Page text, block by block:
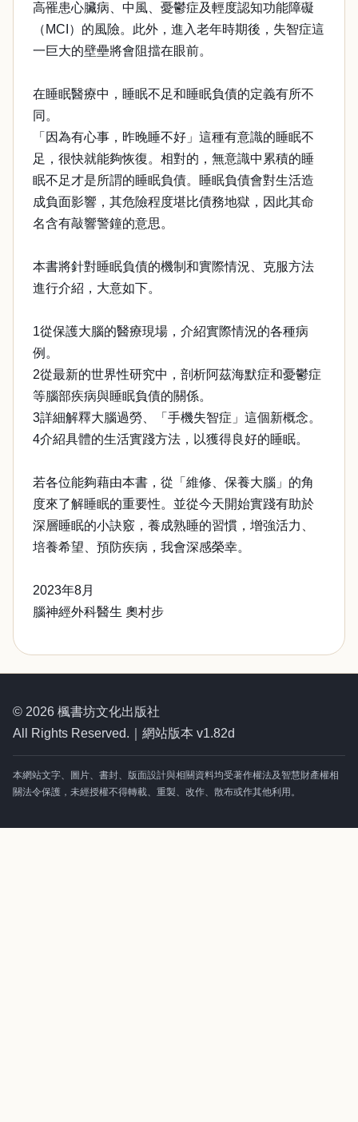
高罹患心臟病、中風、憂鬱症及輕度認知功能障礙
（MCI）的風險。此外，進入老年時期後，失智症這
一巨大的壁壘將會阻擋在眼前。
在睡眠醫療中，睡眠不足和睡眠負債的定義有所不
同。
「因為有心事，昨晚睡不好」這種有意識的睡眠不
足，很快就能夠恢復。相對的，無意識中累積的睡
眠不足才是所謂的睡眠負債。睡眠負債會對生活造
成負面影響，其危險程度堪比債務地獄，因此其命
名含有敲響警鐘的意思。
本書將針對睡眠負債的機制和實際情況、克服方法
進行介紹，大意如下。
1從保護大腦的醫療現場，介紹實際情況的各種病
例。
2從最新的世界性研究中，剖析阿茲海默症和憂鬱症
等腦部疾病與睡眠負債的關係。
3詳細解釋大腦過勞、「手機失智症」這個新概念。
4介紹具體的生活實踐方法，以獲得良好的睡眠。
若各位能夠藉由本書，從「維修、保養大腦」的角
度來了解睡眠的重要性。並從今天開始實踐有助於
深層睡眠的小訣竅，養成熟睡的習慣，增強活力、
培養希望、預防疾病，我會深感榮幸。
2023年8月
腦神經外科醫生 奧村步
© 2026 楓書坊文化出版社
All Rights Reserved.｜網站版本 v1.82d
本網站文字、圖片、書封、版面設計與相關資料均受著作權法及智慧財產權相
關法令保護，未經授權不得轉載、重製、改作、散布或作其他利用。